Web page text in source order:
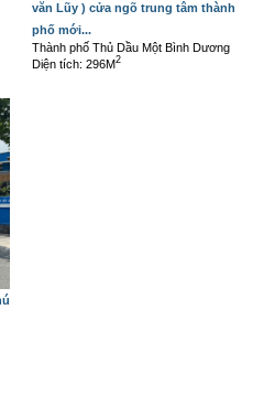
văn Lũy ) cửa ngõ trung tâm thành
phố mới...
Thành phố Thủ Dầu Một Bình Dương
Diện tích: 296M2